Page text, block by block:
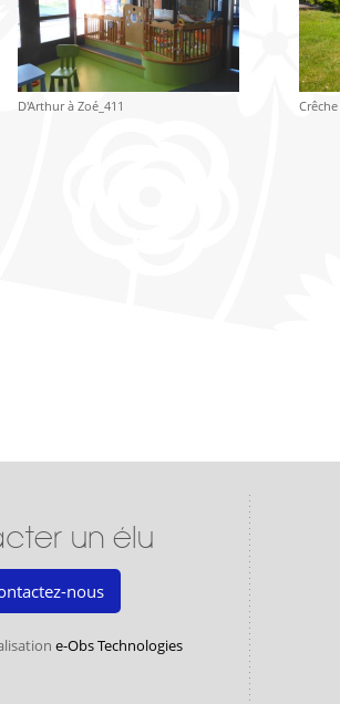
D'Arthur à Zoé_411 Crêche
un élu
nous
e-Obs Technologies